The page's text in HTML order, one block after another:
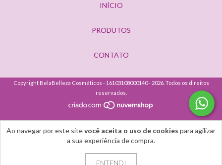
Ao navegar por este sitevocê aceita o uso de cookies para agilizar
a sua experiência de compra.
ENTENDI
INÍCIO
PRODUTOS
CONTATO
Copyright BelaBelleza Cosméticos - 16103108000140 - 2026. Todos os direitos
reservados.